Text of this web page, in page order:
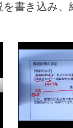
書き込み